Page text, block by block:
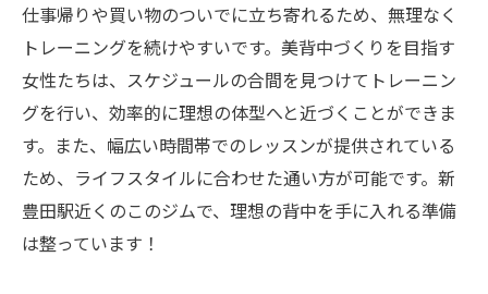
仕事帰りや買い物のついでに立ち寄れるため、無理なく
トレーニングを続けやすいです。美背中づくりを目指す
女性たちは、スケジュールの合間を見つけてトレーニン
グを行い、効率的に理想の体型へと近づくことができま
す。また、幅広い時間帯でのレッスンが提供されている
ため、ライフスタイルに合わせた通い方が可能です。新
豊田駅近くのこのジムで、理想の背中を手に入れる準備
は整っています！